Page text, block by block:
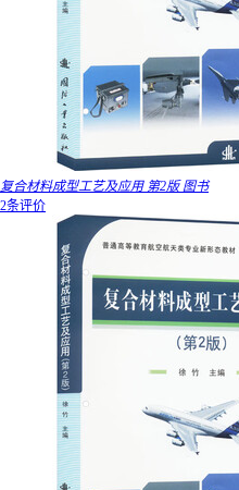
复合材料成型工艺及应用 第2版 图书
2条评价